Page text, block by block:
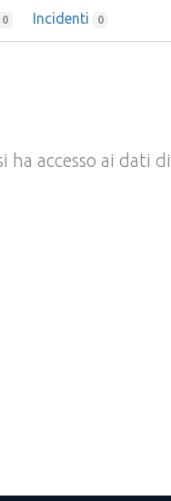
0 Incidenti 0
ha accesso ai